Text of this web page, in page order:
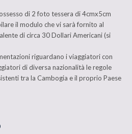
di 2 foto tessera di 4cmx5cm
il modulo che vi sarà fornito al
di circa 30 Dollari Americani (si
riguardano i viaggiatori con
di diversa nazionalità le regole
tra la Cambogia e il proprio Paese